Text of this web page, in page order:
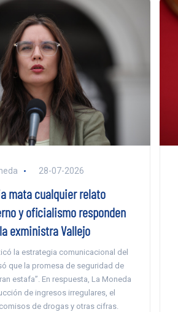
28-07-2026
mata cualquier relato
y oficialismo responden
exministra Vallejo
la estrategia comunicacional del
que la promesa de seguridad de
estafa”. En respuesta, La Moneda
de ingresos irregulares, el
de drogas y otras cifras.